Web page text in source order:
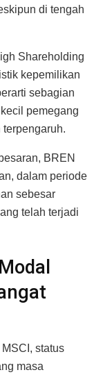
di tengah
Shareholding
kepemilikan
sebagian
pemegang
BREN
dalam periode
sebesar
telah terjadi
status
masa